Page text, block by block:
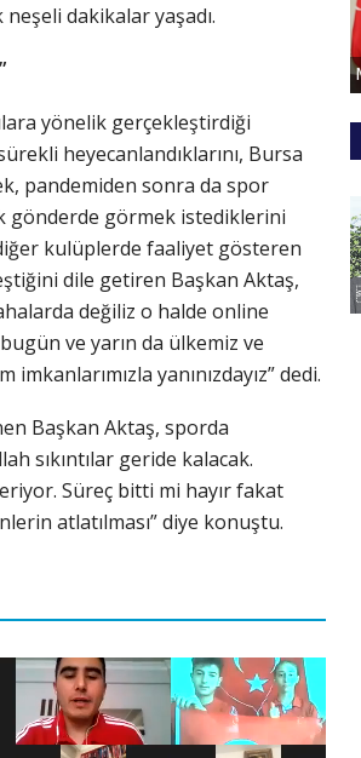
dakikalar yaşadı.
yönelik gerçekleştirdiği
heyecanlandıklarını, Bursa
pandemiden sonra da spor
gönderde görmek istediklerini
kulüplerde faaliyet gösteren
dile getiren Başkan Aktaş,
değiliz o halde online
ve yarın da ülkemiz ve
yanınızdayız” dedi.
Başkan Aktaş, sporda
sıkıntılar geride kalacak.
Süreç bitti mi hayır fakat
atlatılması” diye konuştu.